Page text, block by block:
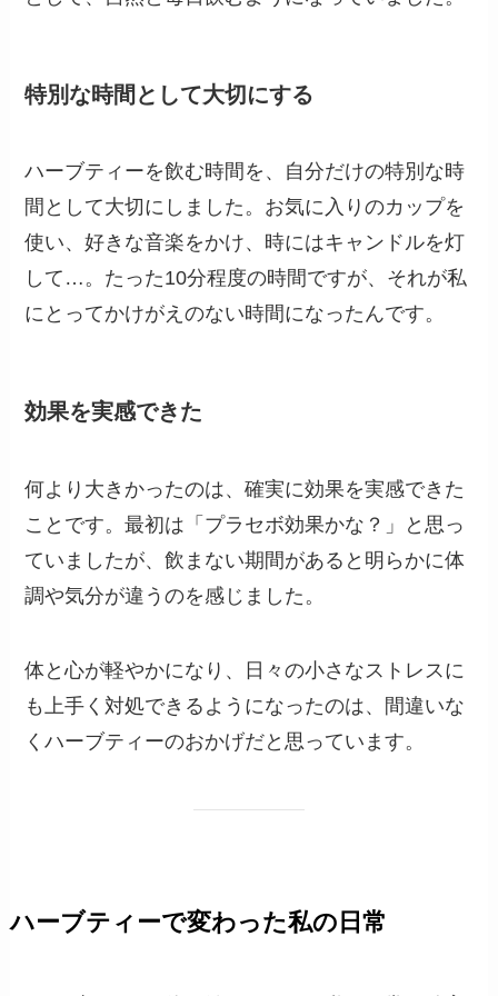
特別な時間として大切にする
ハーブティーを飲む時間を、自分だけの特別な時
間として大切にしました。お気に入りのカップを
使い、好きな音楽をかけ、時にはキャンドルを灯
して…。たった10分程度の時間ですが、それが私
にとってかけがえのない時間になったんです。
効果を実感できた
何より大きかったのは、確実に効果を実感できた
ことです。最初は「プラセボ効果かな？」と思っ
ていましたが、飲まない期間があると明らかに体
調や気分が違うのを感じました。
体と心が軽やかになり、日々の小さなストレスに
も上手く対処できるようになったのは、間違いな
くハーブティーのおかげだと思っています。
ハーブティーで変わった私の日常